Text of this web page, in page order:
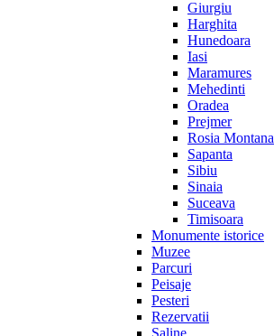
Giurgiu
Harghita
Hunedoara
Iasi
Maramures
Mehedinti
Oradea
Prejmer
Rosia Montana
Sapanta
Sibiu
Sinaia
Suceava
Timisoara
Monumente istorice
Muzee
Parcuri
Peisaje
Pesteri
Rezervatii